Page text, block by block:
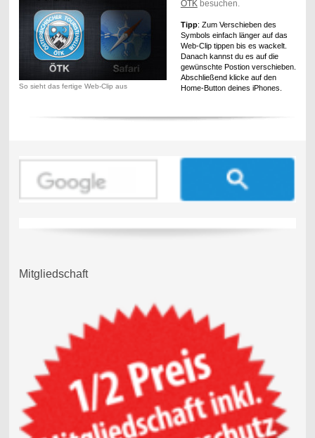
So sieht das fertige Web-Clip aus
ÖTKbesuchen.
Tipp: Zum Verschieben des
Symbols einfach länger auf das
Web-Clip tippen bis es wackelt.
Danach kannst du es auf die
gewünschte Postion verschieben.
Abschließend klicke auf den
Home-Button deines iPhones.
Mitgliedschaft